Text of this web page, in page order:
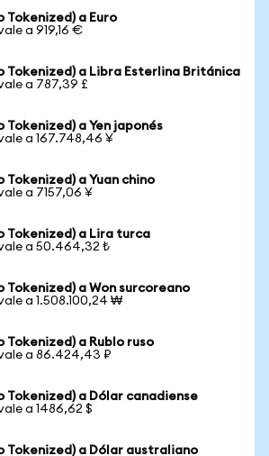
Tokenized) a Euro
a 919,16 €
Tokenized) a Libra Esterlina Británica
a 787,39 £
Tokenized) a Yen japonés
a 167.748,46 ¥
Tokenized) a Yuan chino
a 7157,06 ¥
Tokenized) a Lira turca
a 50.464,32 ₺
Tokenized) a Won surcoreano
a 1.508.100,24 ₩
Tokenized) a Rublo ruso
a 86.424,43 ₽
Tokenized) a Dólar canadiense
a 1486,62 $
Tokenized) a Dólar australiano